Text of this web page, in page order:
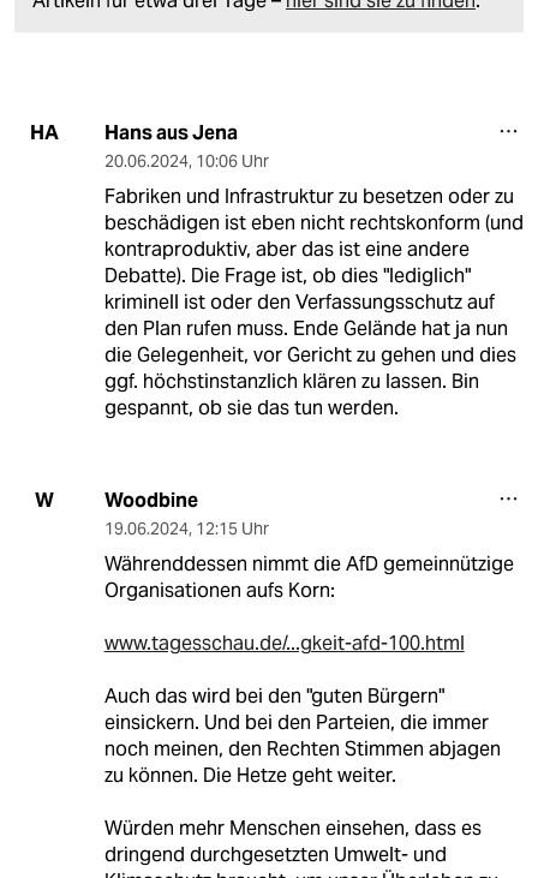
HA Hans aus Jena
20.06.2024, 10:06 Uhr
Fabriken und Infrastruktur zu besetzen oder zu
beschädigen ist eben nicht rechtskonform (und
kontraproduktiv, aber das ist eine andere
Debatte). Die Frage ist, ob dies "lediglich"
kriminell ist oder den Verfassungsschutz auf
den Plan rufen muss. Ende Gelände hat ja nun
die Gelegenheit, vor Gericht zu gehen und dies
ggf. höchstinstanzlich klären zu lassen. Bin
gespannt, ob sie das tun werden.
W Woodbine
19.06.2024, 12:15 Uhr
Währenddessen nimmt die AfD gemeinnützige
Organisationen aufs Korn:
www.tagesschau.de/...gkeit-afd-100.html
Auch das wird bei den "guten Bürgern"
einsickern. Und bei den Parteien, die immer
noch meinen, den Rechten Stimmen abjagen
zu können. Die Hetze geht weiter.
Würden mehr Menschen einsehen, dass es
dringend durchgesetzten Umwelt- und